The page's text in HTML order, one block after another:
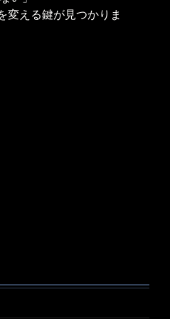
変える鍵が見つかりま